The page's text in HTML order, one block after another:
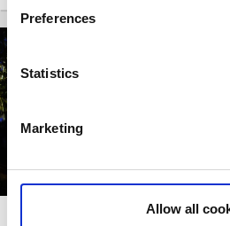
Preferences
Statistics
Marketing
Allow all